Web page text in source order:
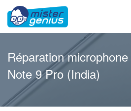
Réparations –
Magasins informatiques
Particulier
Réparation
Note 9 Pro (India)